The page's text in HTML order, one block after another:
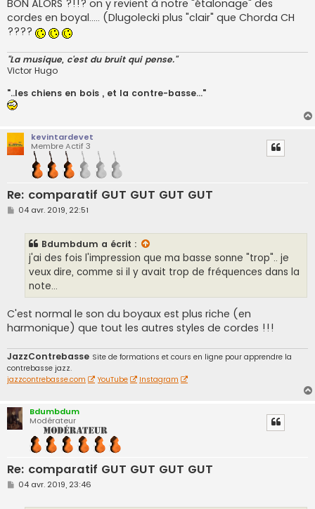
BON ALORS ?!!? on y revient à notre "étalonage" des
cordes en boyal..... (Dlugolecki plus "clair" que Chorda CH
????
"La musique, c'est du bruit qui pense."
Victor Hugo
"..les chiens en bois , et la contre-basse..."
kevintardevet
Membre Actif 3
Re: comparatif GUT GUT GUT GUT
M
04 avr. 2019, 22:51
Bdumbdum a écrit :
j'ai des fois l'impression que ma basse sonne "trop".. je
veux dire, comme si il y avait trop de fréquences dans la
note...
C'est normal le son du boyaux est plus riche (en
harmonique) que tout les autres styles de cordes !!!
JazzContrebasse Site de formations et cours en ligne pour apprendre la
contrebasse jazz.
jazzcontrebasse.com
YouTube Instagram
Bdumbdum
Modérateur
Re: comparatif GUT GUT GUT GUT
M
04 avr. 2019, 23:46